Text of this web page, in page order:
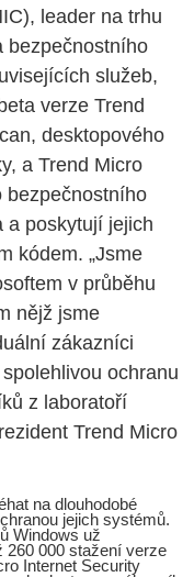
leader na trhu
bezpečnostního
služeb,
verze Trend
desktopového
a Trend Micro
bezpečnostního
a poskytují jejich
kódem. „Jsme
v průběhu
nějž jsme
zákazníci
ochranu
z laboratoří
Trend Micro
na dlouhodobé
jejich systémů.
Windows už
260 000 stažení verze
Internet Security